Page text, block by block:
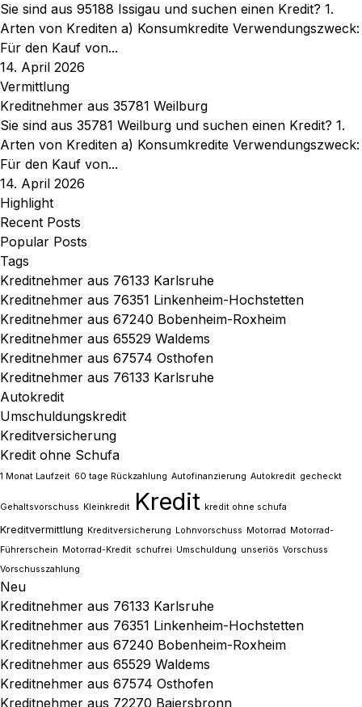
Sie sind aus 95188 Issigau und suchen einen Kredit? 1.
Arten von Krediten a) Konsumkredite Verwendungszweck:
Für den Kauf von...
14. April 2026
Vermittlung
Kreditnehmer aus 35781 Weilburg
Sie sind aus 35781 Weilburg und suchen einen Kredit? 1.
Arten von Krediten a) Konsumkredite Verwendungszweck:
Für den Kauf von...
14. April 2026
Highlight
Recent Posts
Popular Posts
Tags
Kreditnehmer aus 76133 Karlsruhe
Kreditnehmer aus 76351 Linkenheim-Hochstetten
Kreditnehmer aus 67240 Bobenheim-Roxheim
Kreditnehmer aus 65529 Waldems
Kreditnehmer aus 67574 Osthofen
Kreditnehmer aus 76133 Karlsruhe
Autokredit
Umschuldungskredit
Kreditversicherung
Kredit ohne Schufa
1 Monat Laufzeit 60 tage Rückzahlung Autofinanzierung Autokredit gecheckt
Gehaltsvorschuss Kleinkredit Kredit kredit ohne schufa
Kreditvermittlung Kreditversicherung Lohnvorschuss Motorrad Motorrad-
Führerschein Motorrad-Kredit schufrei Umschuldung unseriös Vorschuss
Vorschusszahlung
Neu
Kreditnehmer aus 76133 Karlsruhe
Kreditnehmer aus 76351 Linkenheim-Hochstetten
Kreditnehmer aus 67240 Bobenheim-Roxheim
Kreditnehmer aus 65529 Waldems
Kreditnehmer aus 67574 Osthofen
Kreditnehmer aus 72270 Baiersbronn